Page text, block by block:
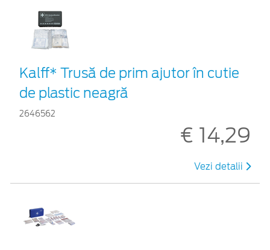
Kalff* Trusă de prim ajutor în cutie
de plastic neagră
2646562
€ 14,29
Vezi detalii